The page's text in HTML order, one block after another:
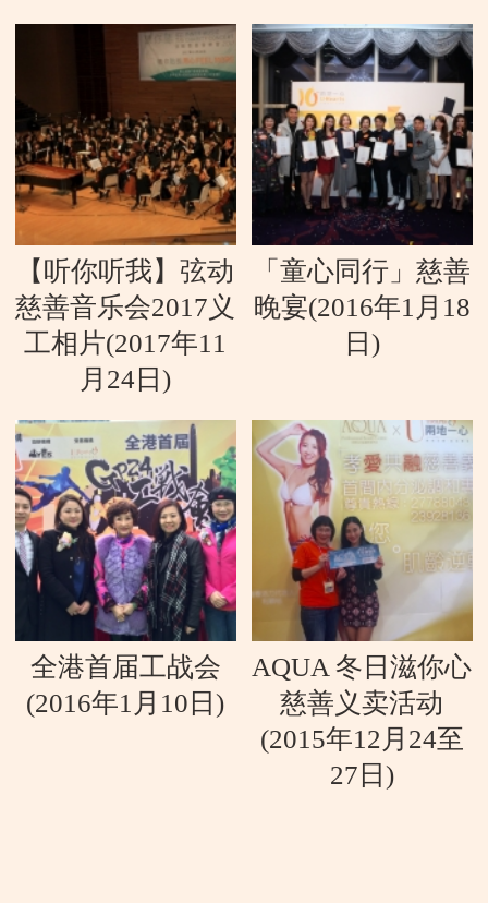
【听你听我】弦动
慈善音乐会2017义
工相片(2017年11
月24日)
「童心同行」慈善
晚宴(2016年1月18
日)
全港首届工战会
(2016年1月10日)
AQUA 冬日滋你心
慈善义卖活动
(2015年12月24至
27日)